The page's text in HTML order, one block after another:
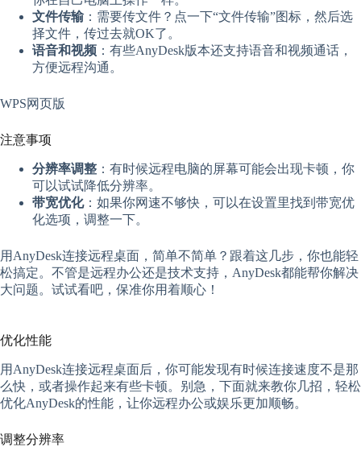
文件传输：需要传文件？点一下“文件传输”图标，然后选
择文件，传过去就OK了。
语音和视频 ：有些AnyDesk版本还支持语音和视频通话，
方便远程沟通。
WPS网页版
注意事项
分辨率调整 ：有时候远程电脑的屏幕可能会出现卡顿，你
可以试试降低分辨率。
带宽优化：如果你网速不够快，可以在设置里找到带宽优
化选项，调整一下。
用AnyDesk连接远程桌面，简单不简单？跟着这几步，你也能轻
松搞定。不管是远程办公还是技术支持，AnyDesk都能帮你解决
大问题。试试看吧，保准你用着顺心！
优化性能
用AnyDesk连接远程桌面后，你可能发现有时候连接速度不是那
么快，或者操作起来有些卡顿。别急，下面就来教你几招，轻松
优化AnyDesk的性能，让你远程办公或娱乐更加顺畅。
调整分辨率